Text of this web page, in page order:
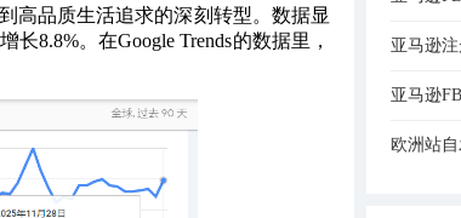
高品质生活追求的深刻转型。 数据显
长8.8%。在Google Trends的数据里，